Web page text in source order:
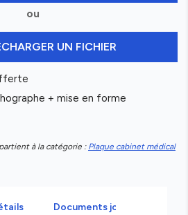
ou
UN FICHIER
+ mise en forme
à la catégorie : Plaque cabinet médical
Documents joints